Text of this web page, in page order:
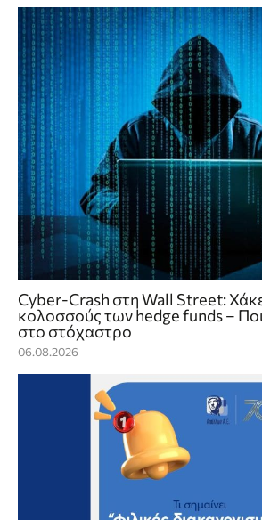
Cyber-Crash στη Wall Street:
κολοσσούς των hedge funds –
στο στόχαστρο
06.08.2026